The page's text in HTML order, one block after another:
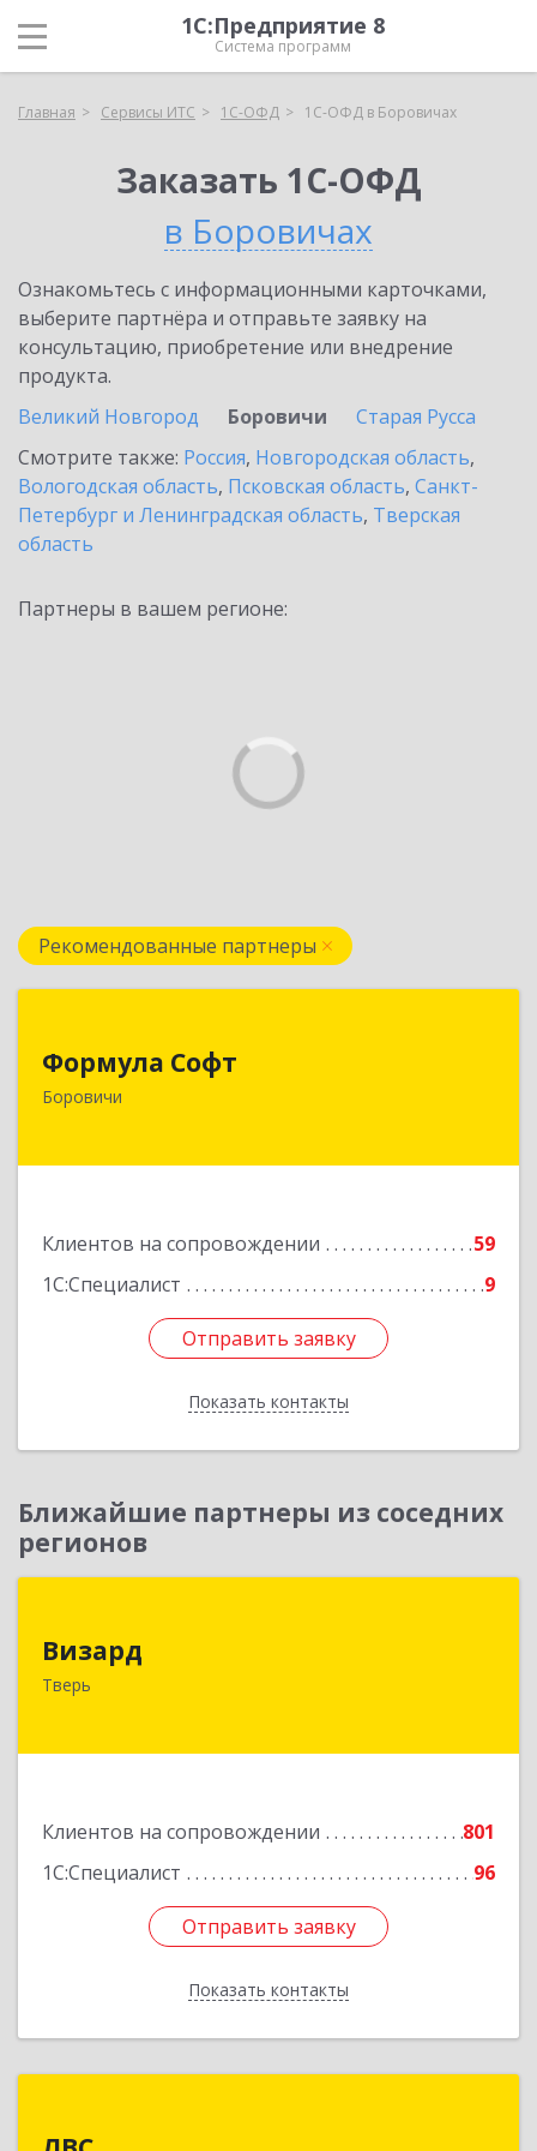
1С:Предприятие 8
Система программ
Главная Сервисы ИТС 1С-ОФД 1С-ОФД в Боровичах
Заказать 1С-ОФД
в Боровичах
Ознакомьтесь с информационными карточками,
выберите партнёра и отправьте заявку на
консультацию, приобретение или внедрение
продукта.
Великий Новгород
Боровичи
Старая Русса
Смотрите также: Россия, Новгородская область,
Вологодская область, Псковская область, Санкт-
Петербург и Ленинградская область, Тверская
область
Партнеры в вашем регионе:
Рекомендованные партнеры
Формула Софт
Боровичи
Клиентов на сопровождении
59
1С:Специалист
9
Отправить заявку
Показать контакты
174411, Новгородская обл, Боровичский р-н,
Боровичи г, Международная ул, дом № 6
Подробнее
Отправить заявку
Назад
Ближайшие партнеры из соседних
регионов
Визард
Тверь
Клиентов на сопровождении
801
1С:Специалист
96
Отправить заявку
Показать контакты
170006, Тверская обл, Тверь г, Учительская ул,
Подробнее
Отправить заявку
Назад